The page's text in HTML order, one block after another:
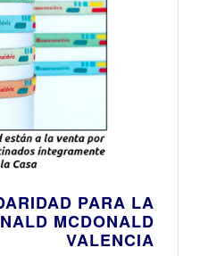
PARA LA
MCDONALD
VALENCIA